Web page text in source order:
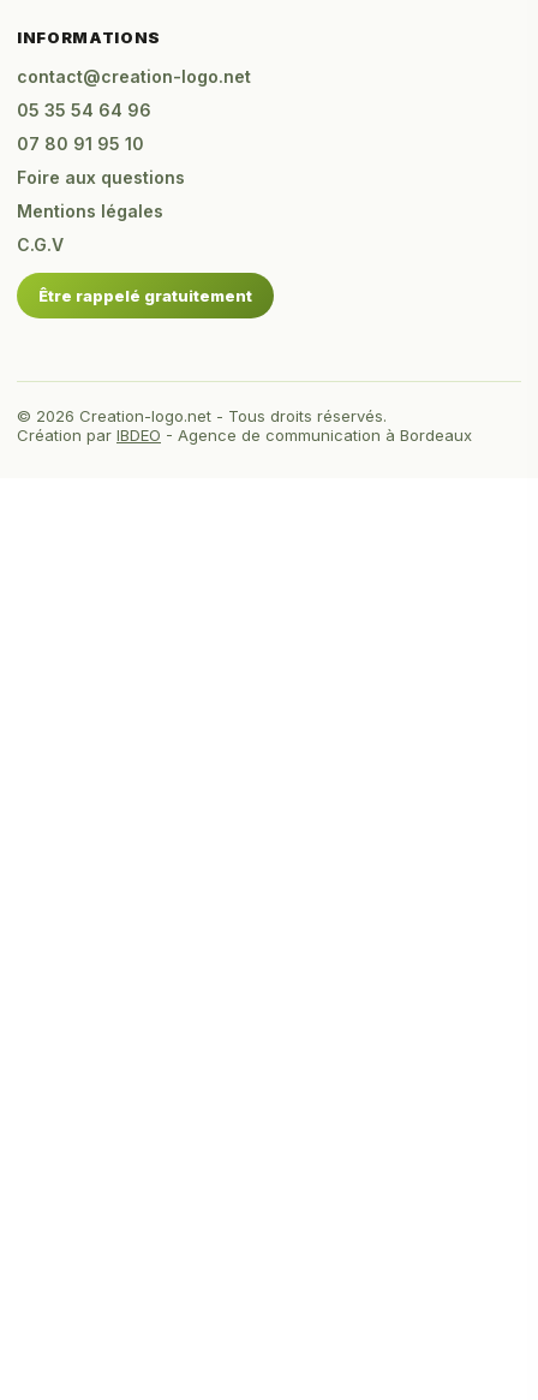
INFORMATIONS
contact@creation-logo.net
05 35 54 64 96
07 80 91 95 10
Foire aux questions
Mentions légales
C.G.V
Être rappelé gratuitement
© 2026 Creation-logo.net - Tous droits réservés.
Création par IBDEO - Agence de communication à Bordeaux